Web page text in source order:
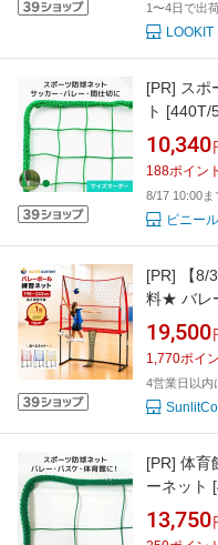
1〜4日で出
[PR] スポ
ト
105〜
間仕切
ー フット
10,340
188ポイント
8/17 10:00
ビニー
[PR]
【
料★ バレ
簡易 ネッ
用 簡易
バッグ付
外兼用 高
19,500
1,770ポイ
4営業日以内
[PR] 体育
ーネット
300cm][
ポリエチ
13,750